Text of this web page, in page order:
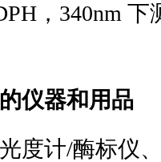
，340nm
仪器和用品
度计/酶标仪